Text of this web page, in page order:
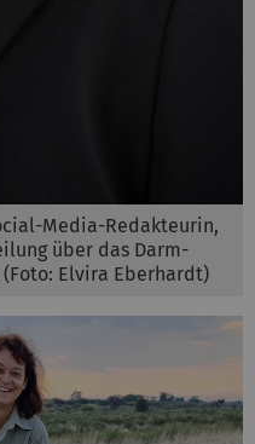
Media-Redakteurin,
über das Darm-
Elvira Eberhardt)